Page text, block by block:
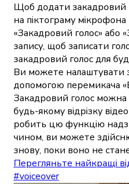
Щоб додати закадровий
на піктограму
«Закадровий голос» або
запису, щоб записати
закадровий голос для
Ви можете налаштувати
допомогою перемикача
Закадровий голос
будь-якому відрізку
робить цю функцію
чином, ви можете
знову, поки воно не
Перегляньте найкращі
#voiceover